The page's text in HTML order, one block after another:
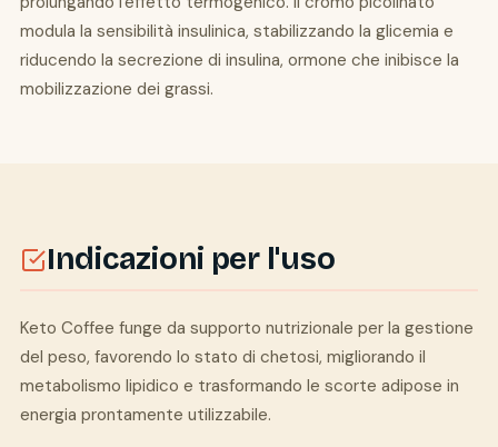
modula la sensibilità insulinica, stabilizzando la glicemia e
riducendo la secrezione di insulina, ormone che inibisce la
mobilizzazione dei grassi.
Indicazioni per l'uso
Keto Coffee funge da supporto nutrizionale per la gestione
del peso, favorendo lo stato di chetosi, migliorando il
metabolismo lipidico e trasformando le scorte adipose in
energia prontamente utilizzabile.